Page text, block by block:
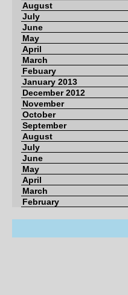
August
July
June
May
April
March
Febuary
January 2013
December 2012
November
October
September
August
July
June
May
April
March
February